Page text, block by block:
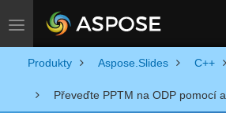
Toggle navigation
Produkty Aspose.Slides C++
Převeďte PPTM na ODP pomocí